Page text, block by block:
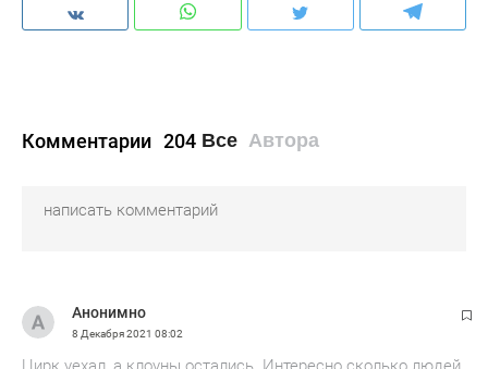
Комментарии 204 Все Автора
Анонимно
8 Декабря 2021 08:02